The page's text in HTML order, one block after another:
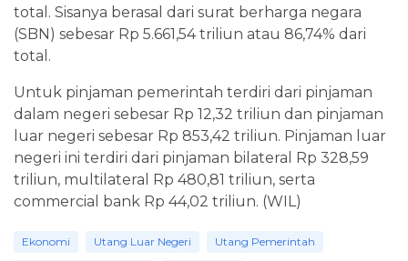
total. Sisanya berasal dari surat berharga negara
(SBN) sebesar Rp 5.661,54 triliun atau 86,74% dari
total.
Untuk pinjaman pemerintah terdiri dari pinjaman
dalam negeri sebesar Rp 12,32 triliun dan pinjaman
luar negeri sebesar Rp 853,42 triliun. Pinjaman luar
negeri ini terdiri dari pinjaman bilateral Rp 328,59
triliun, multilateral Rp 480,81 triliun, serta
commercial bank Rp 44,02 triliun. (WIL)
Ekonomi Utang Luar Negeri Utang Pemerintah